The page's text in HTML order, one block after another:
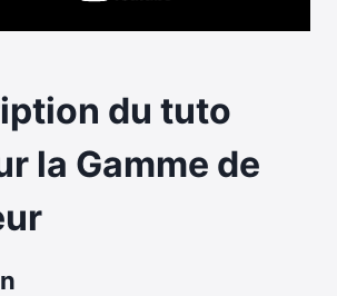
du tuto
la Gamme de